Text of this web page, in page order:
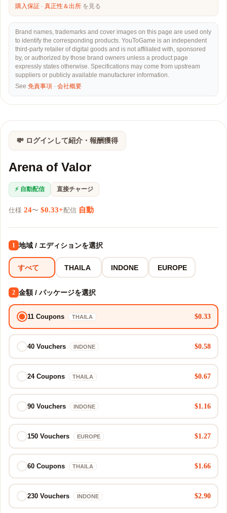
購入保証 · 真正性＆出所 を見る
Brand names, trademarks and cover images on this page are used only
to identify the corresponding products. YouToGame is an independent
third-party retailer of digital goods and is not affiliated with, sponsored
by, or authorized by those brand owners unless a product page
expressly states otherwise. Specifications may come from upstream
suppliers or publicly available manufacturer information.
See 免責事項 · 会社概要
💸 ログインして紹介・報酬獲得
Arena of Valor
⚡ 自動配信 直接チャージ
仕様 24〜 $0.33+配信 自動
1 地域 / エディションを選択
すべて THAILA INDONE EUROPE
2 金額 / パッケージを選択
11 Coupons THAILA $0.33
40 Vouchers INDONE $0.58
24 Coupons THAILA $0.67
90 Vouchers INDONE $1.16
150 Vouchers EUROPE $1.27
60 Coupons THAILA $1.66
230 Vouchers INDONE $2.90